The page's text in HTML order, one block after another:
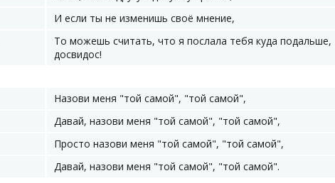
И если ты не изменишь своё мнение,
То можешь считать, что я послала тебя куда подальше,
досвидос!
Назови меня "той самой", "той самой",
Давай, назови меня "той самой", "той самой",
Просто назови меня "той самой", "той самой",
Давай, назови меня "той самой", "той самой".